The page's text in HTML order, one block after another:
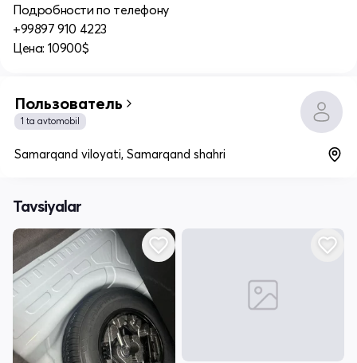
Подробности по телефону
+99897 910 4223
Цена: 10900$
Пользователь
1 ta avtomobil
Samarqand viloyati, Samarqand shahri
Tavsiyalar